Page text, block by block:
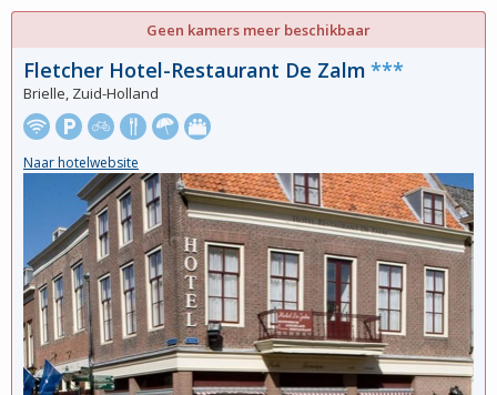
Geen kamers meer beschikbaar
Fletcher Hotel-Restaurant De Zalm ***
Brielle, Zuid-Holland
Naar hotelwebsite